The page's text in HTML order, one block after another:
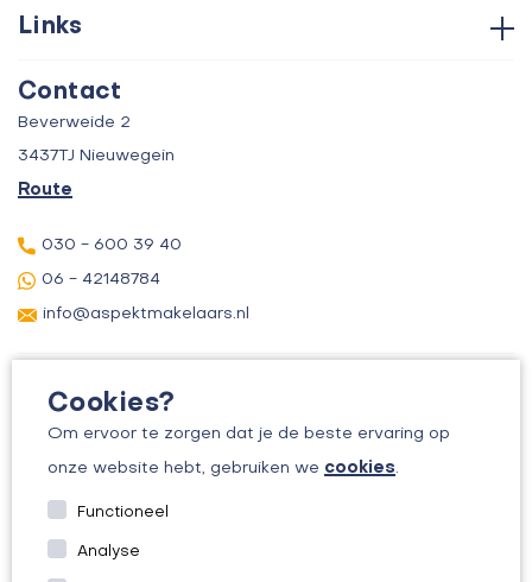
Cookies?
Om ervoor te zorgen dat je de beste ervaring op
onze website hebt, gebruiken we cookies.
Functioneel
Analyse
Aankoop
Taxatie
Verhuur
Links
Over ons
Contact
Beverweide 2
3437TJ Nieuwegein
Route
030 - 600 39 40
06 - 42148784
info@aspektmakelaars.nl